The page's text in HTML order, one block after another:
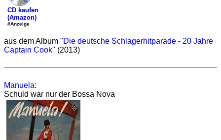
CD kaufen
(Amazon)
#Anzeige
aus dem Album "Die deutsche Schlagerhitparade - 20 Jahre
Captain Cook" (2013)
Manuela:
Schuld war nur der Bossa Nova